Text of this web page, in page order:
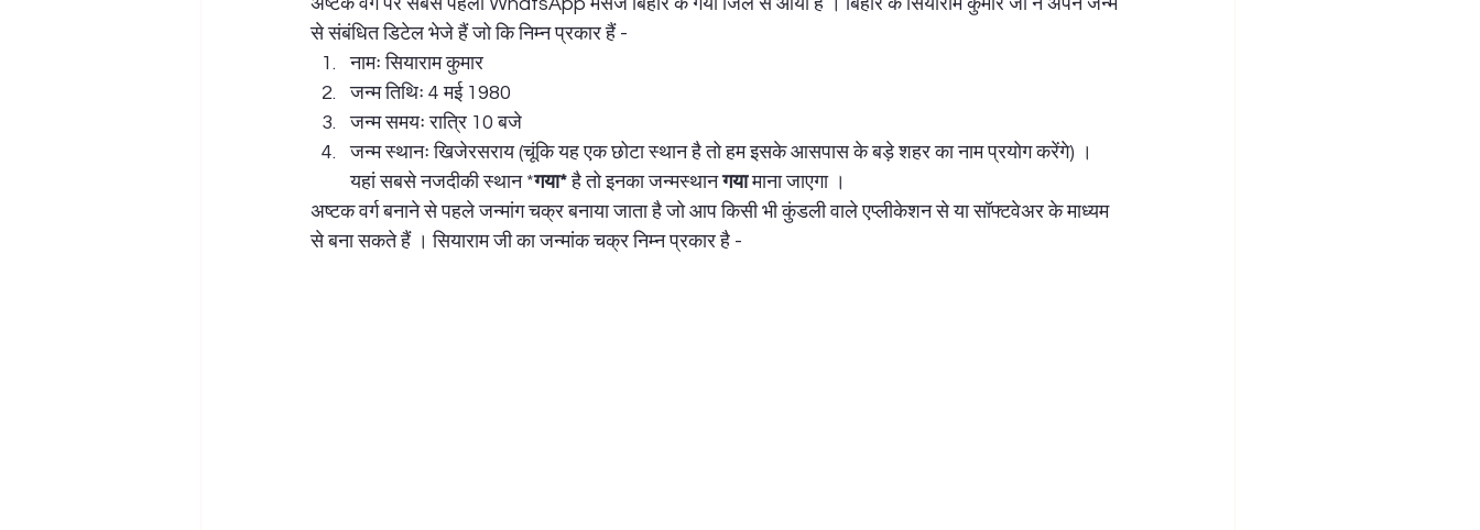
कायाकल्प प्रयोग
से संबंधित डिटेल भेजे हैं जो कि निम्न प्रकार हैं -
नामः सियाराम कुमार
जन्म तिथिः 4 मई 1980
जन्म समयः रात्रि 10 बजे
जन्म स्थानः खिजेरसराय (चूंकि यह एक छोटा स्थान है तो हम इसके आसपास के बड़े शहर का नाम प्रयोग करेंगे) ।
यहां सबसे नजदीकी स्थान *गया* है तो इनका जन्मस्थान गया माना जाएगा ।
अष्टक वर्ग बनाने से पहले जन्मांग चक्र बनाया जाता है जो आप किसी भी कुंडली वाले एप्लीकेशन से या सॉफ्टवेअर के माध्यम
से बना सकते हैं । सियाराम जी का जन्मांक चक्र निम्न प्रकार है -